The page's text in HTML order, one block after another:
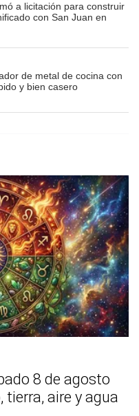
a licitación para construir
con San Juan en
de metal de cocina con
y bien casero
8 de agosto
tierra, aire y agua